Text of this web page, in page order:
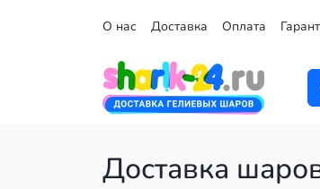
О нас Доставка Оплата
Доставка